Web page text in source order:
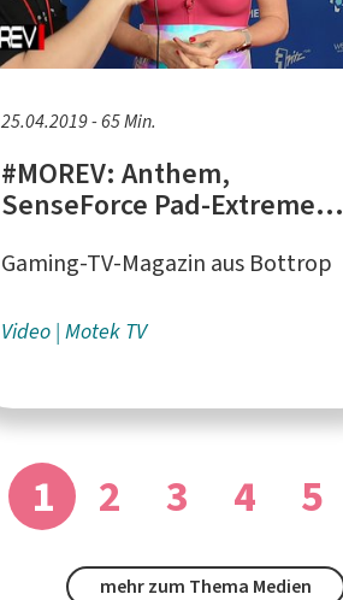
25.04.2019 - 65 Min.
#MOREV: Anthem,
SenseForce Pad-Extreme,
Gaming-TV-Magazin aus Bottrop
Video Motek TV
1 2 3 4 5
mehr zum Thema Medien